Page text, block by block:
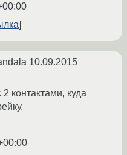
10.09.2015
контактами, куда